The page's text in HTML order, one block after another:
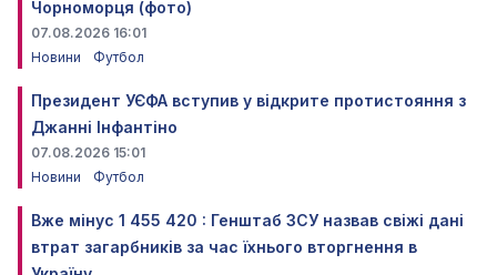
Чорноморця (фото)
07.08.2026 16:01
Новини
Футбол
Президент УЄФА вступив у відкрите протистояння з
Джанні Інфантіно
07.08.2026 15:01
Новини
Футбол
Вже мінус 1 455 420 : Генштаб ЗСУ назвав свіжі дані
втрат загарбників за час їхнього вторгнення в